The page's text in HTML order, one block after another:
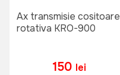
Ax transmisie cositoare
rotativa KRO-900
150 lei